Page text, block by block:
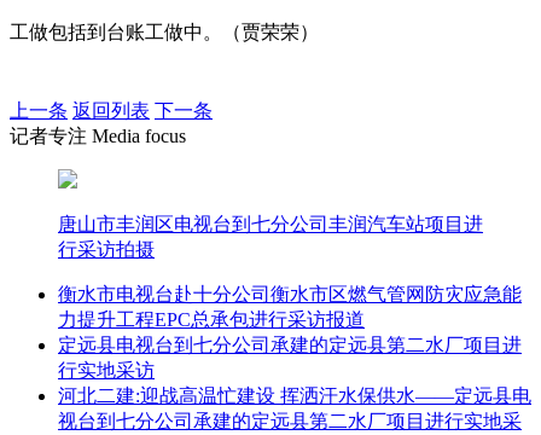
工做包括到台账工做中。（贾荣荣）
上一条 返回列表 下一条
记者专注 Media focus
唐山市丰润区电视台到七分公司丰润汽车站项目进
行采访拍摄
衡水市电视台赴十分公司衡水市区燃气管网防灾应急能
力提升工程EPC总承包进行采访报道
定远县电视台到七分公司承建的定远县第二水厂项目进
行实地采访
河北二建:迎战高温忙建设 挥洒汗水保供水——定远县电
视台到七分公司承建的定远县第二水厂项目进行实地采